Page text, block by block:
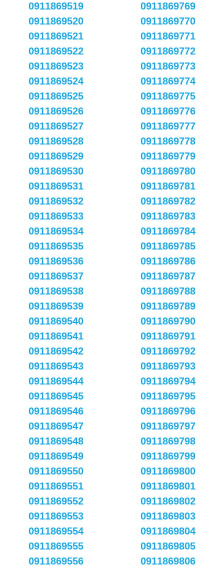
0911869519
0911869520
0911869521
0911869522
0911869523
0911869524
0911869525
0911869526
0911869527
0911869528
0911869529
0911869530
0911869531
0911869532
0911869533
0911869534
0911869535
0911869536
0911869537
0911869538
0911869539
0911869540
0911869541
0911869542
0911869543
0911869544
0911869545
0911869546
0911869547
0911869548
0911869549
0911869550
0911869551
0911869552
0911869553
0911869554
0911869555
0911869556
0911869769
0911869770
0911869771
0911869772
0911869773
0911869774
0911869775
0911869776
0911869777
0911869778
0911869779
0911869780
0911869781
0911869782
0911869783
0911869784
0911869785
0911869786
0911869787
0911869788
0911869789
0911869790
0911869791
0911869792
0911869793
0911869794
0911869795
0911869796
0911869797
0911869798
0911869799
0911869800
0911869801
0911869802
0911869803
0911869804
0911869805
0911869806